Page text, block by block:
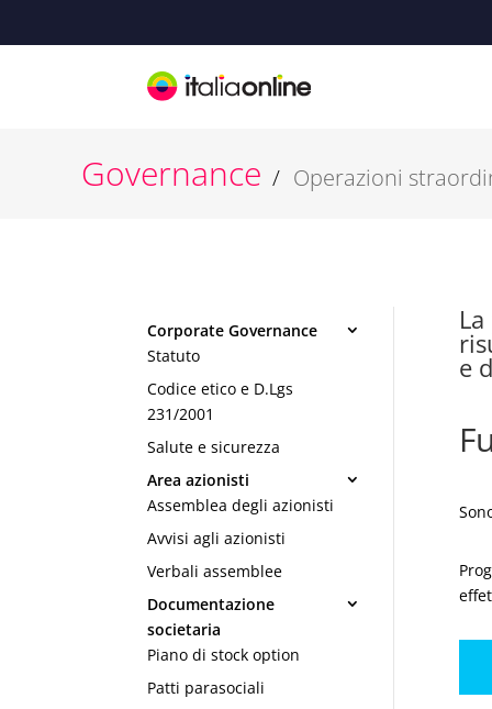
Governance Operazioni
Corporate Governance
Statuto
Codice etico e D.Lgs
231/2001
Salute e sicurezza
Area azionisti
Assemblea degli azionisti
Avvisi agli azionisti
Verbali assemblee
Documentazione
societaria
Piano di stock option
Patti parasociali
e